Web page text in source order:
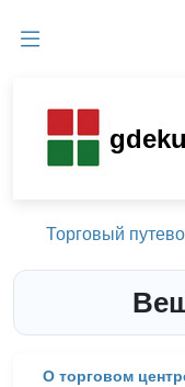
Торговый
О торговом